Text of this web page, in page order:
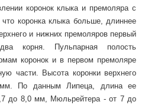
коронок клыка и премоляра с
коронка клыка больше, длиннее
и нижних премоляров первый
корня. Пульпарная полость
коронок и в первом премоляре
части. Высота коронки верхнего
По данным Липеца, длина ее
до 8,0 мм, Мюльрейтера - от 7 до